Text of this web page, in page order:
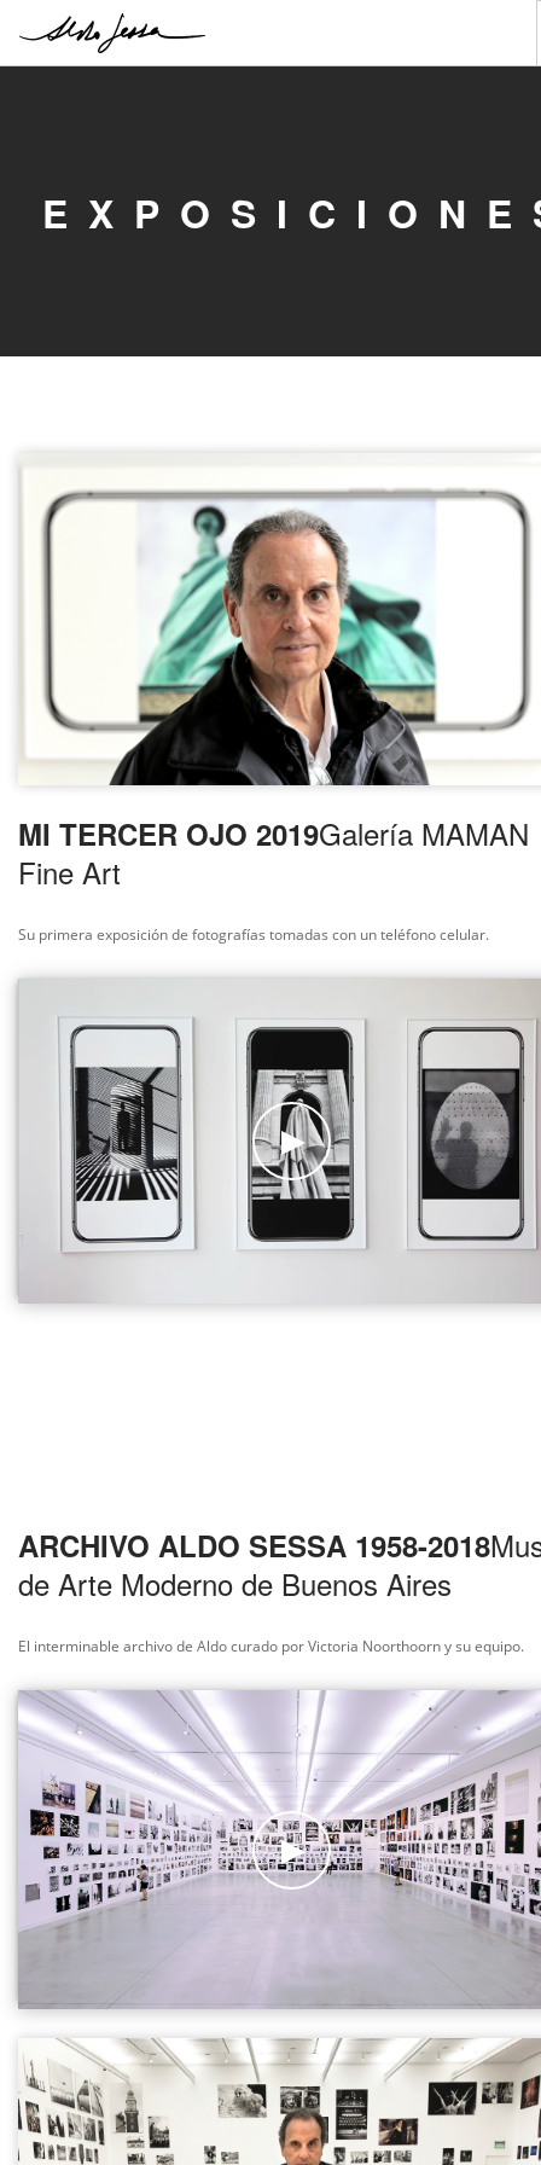
ESTUDIO
MI TERCER OJO 2019Galería MAMAN
Fine Art
Su primera exposición de fotografías tomadas con un teléfono celular.
ARCHIVO ALDO SESSA 1958-2018
de Arte Moderno de Buenos Aires
El interminable archivo de Aldo curado por Victoria Noorthoorn y su equipo.